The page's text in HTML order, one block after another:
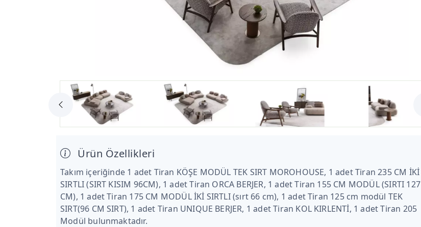
Ürün Özellikleri
Takım içeriğinde 1 adet Tiran KÖŞE MODÜL TEK SIRT MOROHOUSE, 1 adet Tiran 235 CM İKİ
SIRTLI (SIRT KISIM 96CM), 1 adet Tiran ORCA BERJER, 1 adet Tiran 155 CM MODÜL (SIRTI 127
CM), 1 adet Tiran 175 CM MODÜL İKİ SIRTLI (sırt 66 cm), 1 adet Tiran 125 cm modül TEK
SIRT(96 CM SIRT), 1 adet Tiran UNIQUE BERJER, 1 adet Tiran KOL KIRLENTİ, 1 adet Tiran 205
Modül bulunmaktadır.